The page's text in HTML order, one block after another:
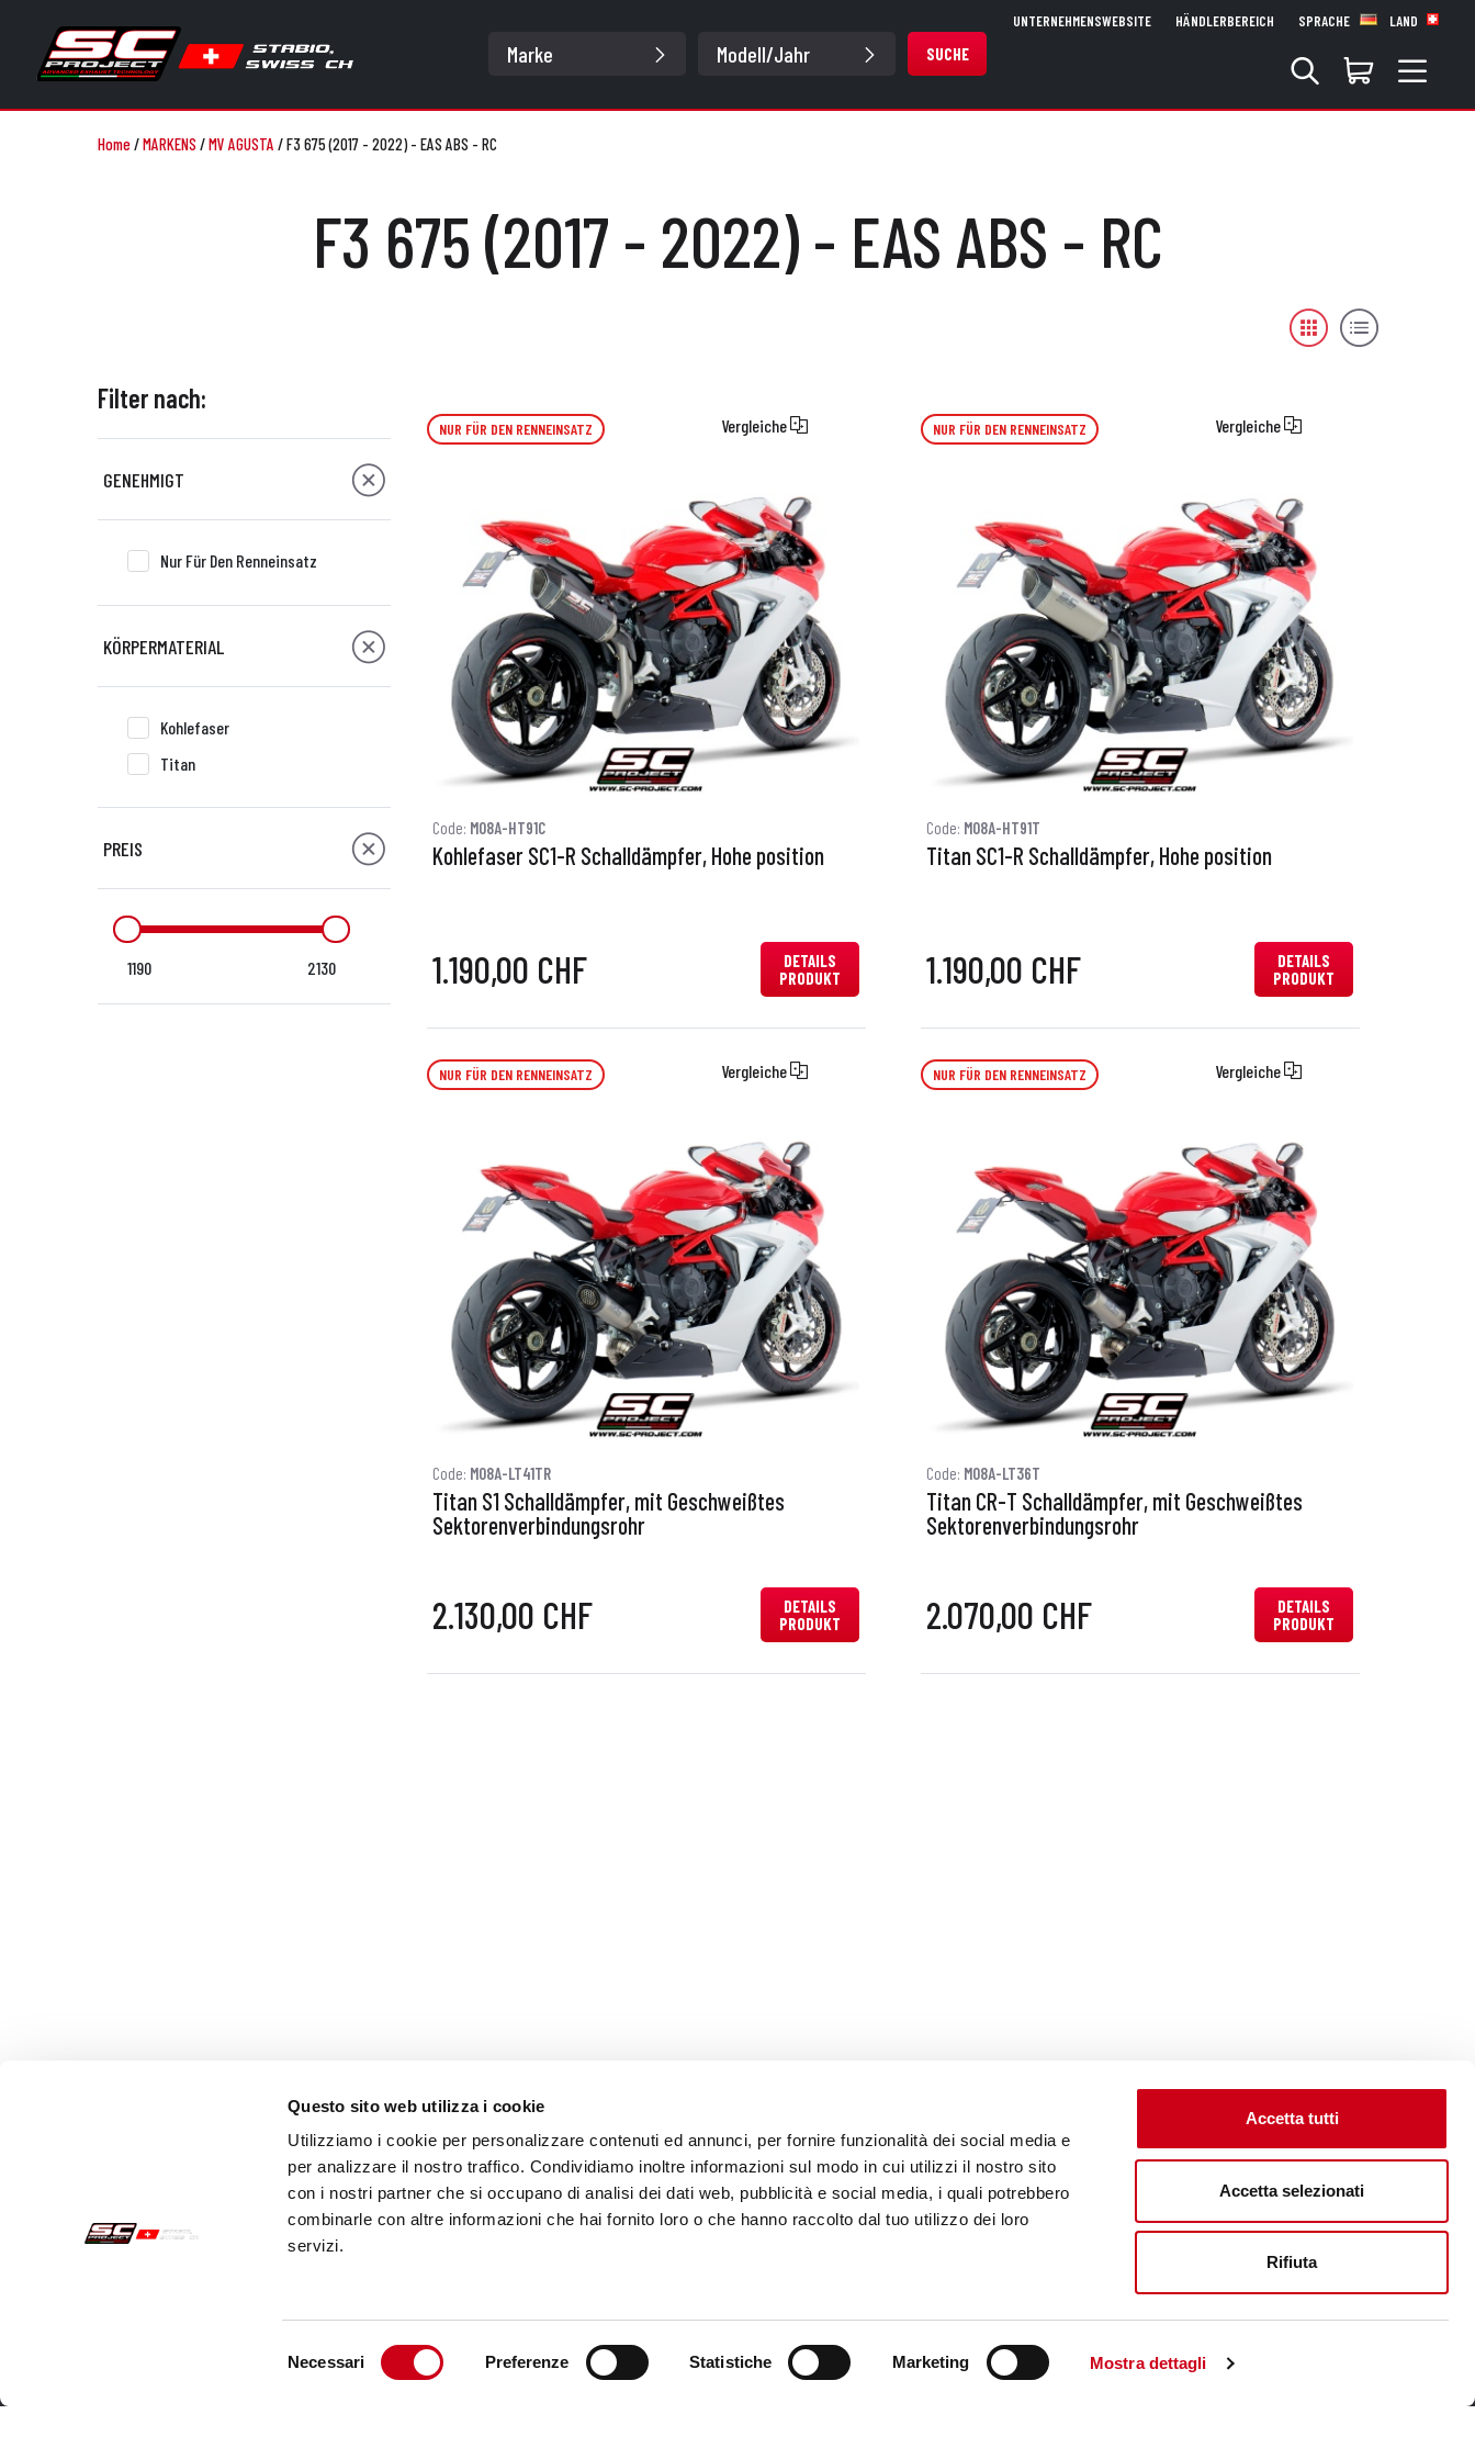
Questo sito web utilizza i cookie
Utilizziamo i cookie per personalizzare contenuti ed annunci, per fornire funzionalità dei social media e
per analizzare il nostro traffico. Condividiamo inoltre informazioni sul modo in cui utilizzi il nostro sito
con i nostri partner che si occupano di analisi dei dati web, pubblicità e social media, i quali potrebbero
combinarle con altre informazioni che hai fornito loro o che hanno raccolto dal tuo utilizzo dei loro
servizi.
Necessari Preferenze Statistiche Marketing Mostra dettagli
Accetta tutti
Accetta selezionati
Rifiuta
SUCHE
UNTERNEHMENSWEBSITE HÄNDLERBEREICH SPRACHE LAND
Home/MARKENS /MV AGUSTA /F3 675 (2017 - 2022) - EAS ABS - RC
F3 675 (2017 - 2022) - EAS ABS - RC
Filter nach:
GENEHMIGT
Nur Für Den Renneinsatz
KÖRPERMATERIAL
Kohlefaser
Titan
PREIS
1190 2130
NUR FÜR DEN RENNEINSATZ Vergleiche
Code: M08A-HT91C
Kohlefaser SC1-R Schalldämpfer, Hohe position
1.190,00 CHF
DETAILS
PRODUKT
NUR FÜR DEN RENNEINSATZ Vergleiche
Code: M08A-HT91T
Titan SC1-R Schalldämpfer, Hohe position
1.190,00 CHF
DETAILS
PRODUKT
NUR FÜR DEN RENNEINSATZ Vergleiche
Code: M08A-LT41TR
Titan S1 Schalldämpfer, mit Geschweißtes
Sektorenverbindungsrohr
2.130,00 CHF
DETAILS
PRODUKT
NUR FÜR DEN RENNEINSATZ Vergleiche
Code: M08A-LT36T
Titan CR-T Schalldämpfer, mit Geschweißtes
Sektorenverbindungsrohr
2.070,00 CHF
DETAILS
PRODUKT
Sendung
Kundendienst
Unternehmenswebsite aufsuchen